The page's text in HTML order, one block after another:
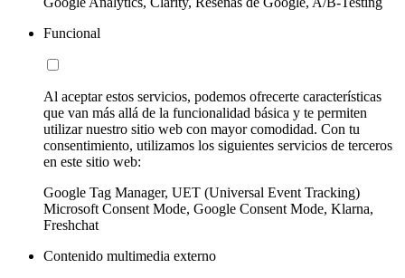
Funcional
Al aceptar estos servicios, podemos ofrecerte características
que van más allá de la funcionalidad básica y te permiten
utilizar nuestro sitio web con mayor comodidad. Con tu
consentimiento, utilizamos los siguientes servicios de terceros
en este sitio web:
Google Tag Manager, UET (Universal Event Tracking)
Microsoft Consent Mode, Google Consent Mode, Klarna,
Freshchat
Contenido multimedia externo